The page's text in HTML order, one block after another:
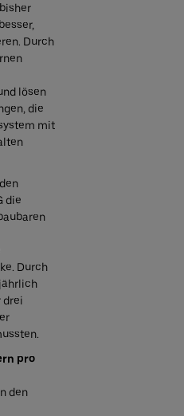
Durch
lösen
die
mit
die
Durch
drei
pro
den